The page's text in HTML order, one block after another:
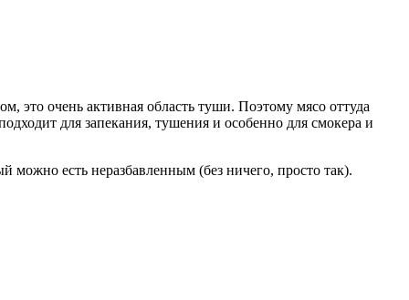
это очень активная область туши. Поэтому мясо оттуда
для запекания, тушения и особенно для смокера и
есть неразбавленным (без ничего, просто так).